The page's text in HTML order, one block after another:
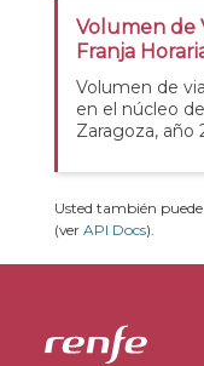
Volumen de
Franja
Volumen de
en el núcleo
Zaragoza, año
Usted también
(ver API Docs).